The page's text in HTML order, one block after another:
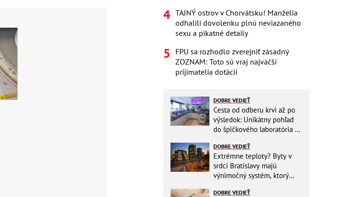
TAJNÝ ostrov v Chorvátsku! Manželia
odhalili dovolenku plnú neviazaného
sexu a pikatné detaily
FPU sa rozhodlo zverejniť zásadný
ZOZNAM: Toto sú vraj najväčší
prijímatelia dotácií
DOBRE VEDIEŤ
Cesta od odberu krvi až po
výsledok: Unikátny pohľad
do špičkového laboratória na
DOBRE VEDIEŤ
Extrémne teploty? Byty v
srdci Bratislavy majú
výnimočný systém, ktorý
DOBRE VEDIEŤ